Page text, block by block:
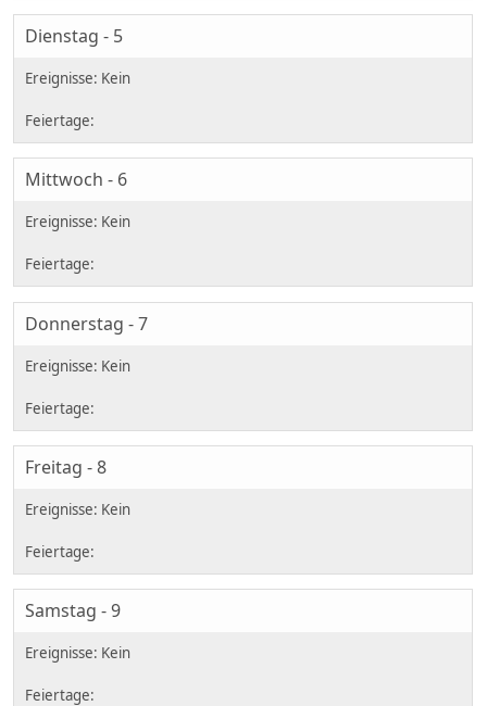
Dienstag - 5
Mittwoch - 6
Donnerstag - 7
Freitag - 8
Samstag - 9